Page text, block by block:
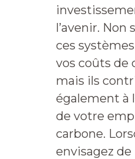
l’avenir. Non
ces
vos coûts de
mais ils
également à
de votre
carbone.
envisagez